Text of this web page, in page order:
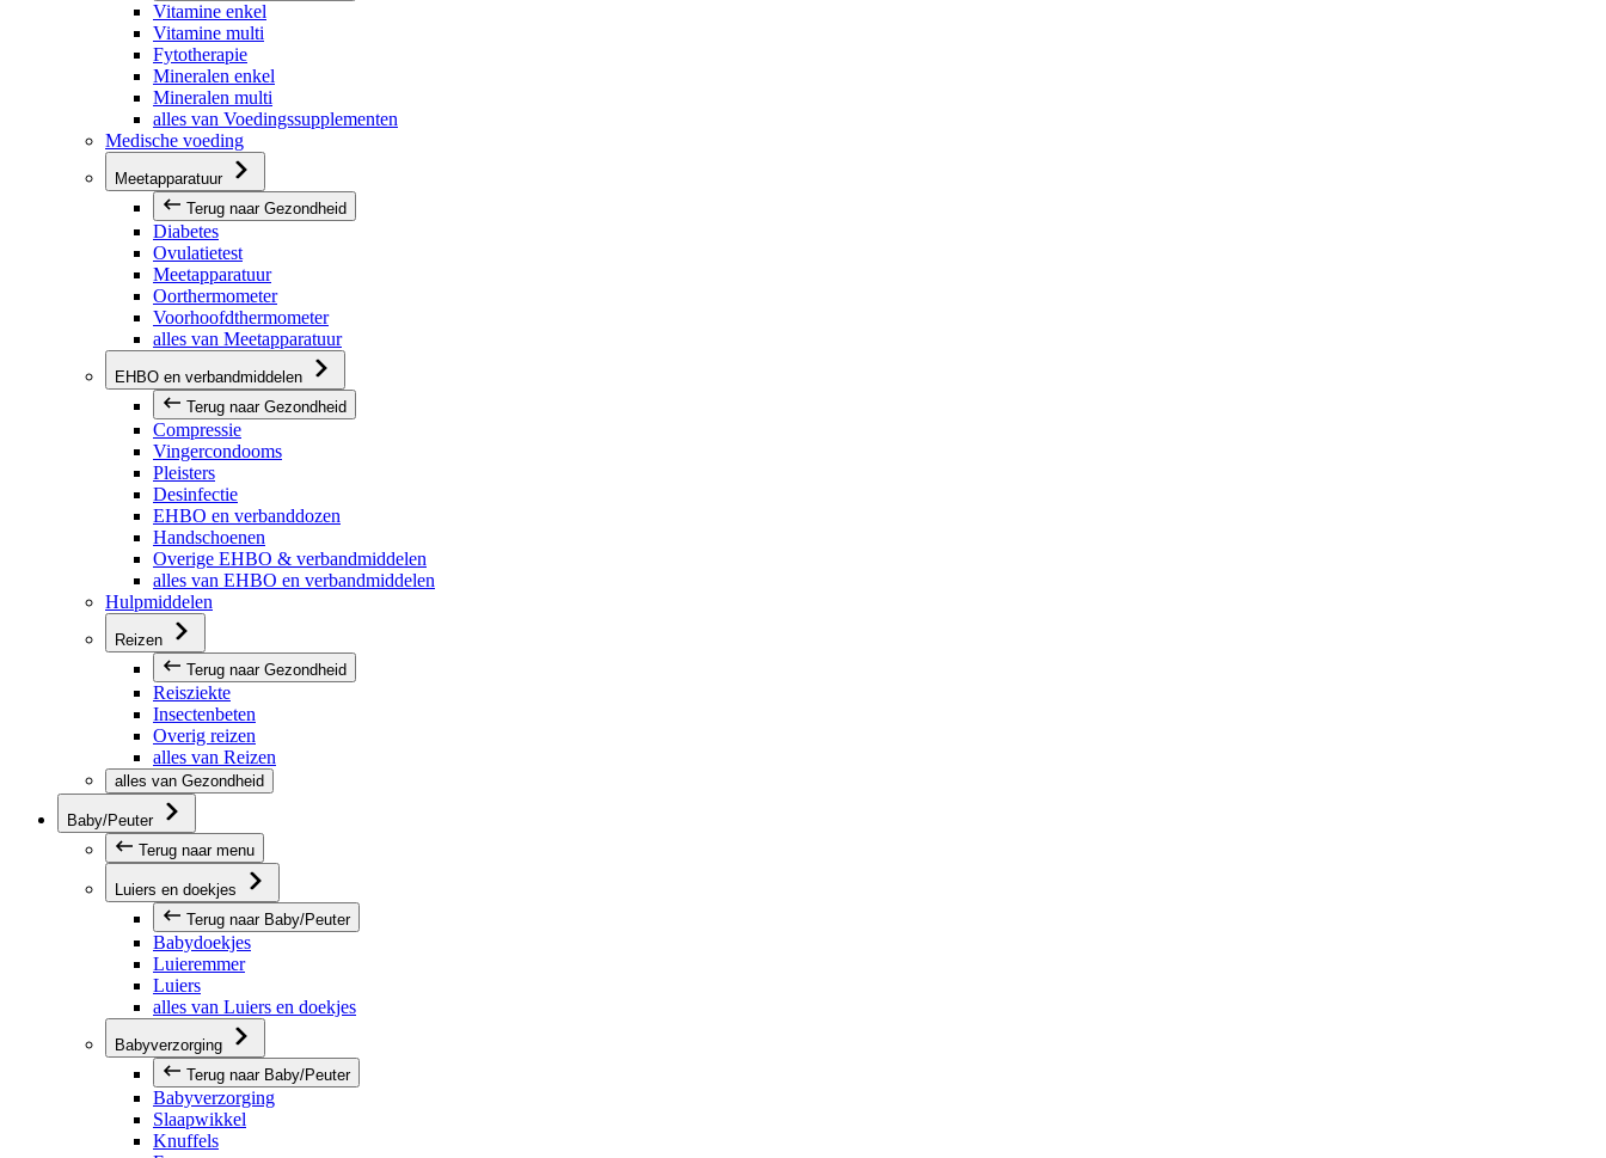
Vitamine enkel
Vitamine multi
Fytotherapie
Mineralen enkel
Mineralen multi
alles van Voedingssupplementen
Medische voeding
Meetapparatuur
Terug naar Gezondheid
Diabetes
Ovulatietest
Meetapparatuur
Oorthermometer
Voorhoofdthermometer
alles van Meetapparatuur
EHBO en verbandmiddelen
Terug naar Gezondheid
Compressie
Vingercondooms
Pleisters
Desinfectie
EHBO en verbanddozen
Handschoenen
Overige EHBO & verbandmiddelen
alles van EHBO en verbandmiddelen
Hulpmiddelen
Reizen
Terug naar Gezondheid
Reisziekte
Insectenbeten
Overig reizen
alles van Reizen
alles van Gezondheid
Baby/Peuter
Terug naar menu
Luiers en doekjes
Terug naar Baby/Peuter
Babydoekjes
Luieremmer
Luiers
alles van Luiers en doekjes
Babyverzorging
Terug naar Baby/Peuter
Babyverzorging
Slaapwikkel
Knuffels